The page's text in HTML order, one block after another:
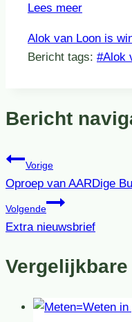
Lees meer
Alok van Loon is
Bericht tags: #Alok
Bericht
Vorige
Oproep van AARDige
Volgende
Extra nieuwsbrief